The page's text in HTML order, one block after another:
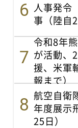
人事発令
事（陸自
令和8年
が活動、
援、米軍
報まで）
航空自衛
年度展示
25日）